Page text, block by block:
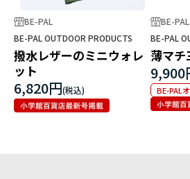
BE-PAL
BE-PAL OUTDOOR PRODUCTS
撥水レザーのミニウォレ
ット
6,820円
BE-PAL
BE-PAL
薄マチ
9,900
BE-PAL